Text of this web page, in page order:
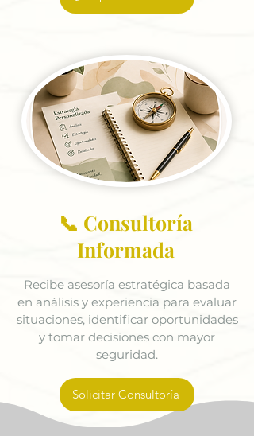
📞 Consultoría
Informada
Recibe asesoría estratégica basada
en análisis y experiencia para evaluar
situaciones, identificar oportunidades
y tomar decisiones con mayor
seguridad.
Solicitar Consultoría